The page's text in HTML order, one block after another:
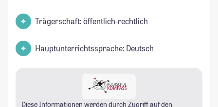
Trägerschaft: öffentlich-rechtlich
Hauptunterrichtssprache: Deutsch
Diese Informationen werden durch Zugriff auf den